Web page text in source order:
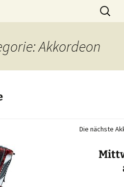
Ulm-
und
Suchen
nach:
Akkordeon
Die nächste